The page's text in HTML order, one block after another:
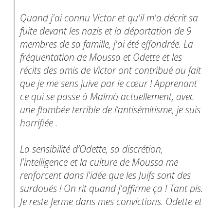
Quand j'ai connu Victor et qu'il m'a décrit sa
fuite devant les nazis et la déportation de 9
membres de sa famille, j'ai été effondrée. La
fréquentation de Moussa et Odette et les
récits des amis de Victor ont contribué au fait
que je me sens juive par le cœur ! Apprenant
ce qui se passe à Malmö actuellement, avec
une flambée terrible de l’antisémitisme, je suis
horrifiée .
La sensibilité d’Odette, sa discrétion,
l'intelligence et la culture de Moussa me
renforcent dans l'idée que les Juifs sont des
surdoués ! On rit quand j'affirme ça ! Tant pis.
Je reste ferme dans mes convictions. Odette et